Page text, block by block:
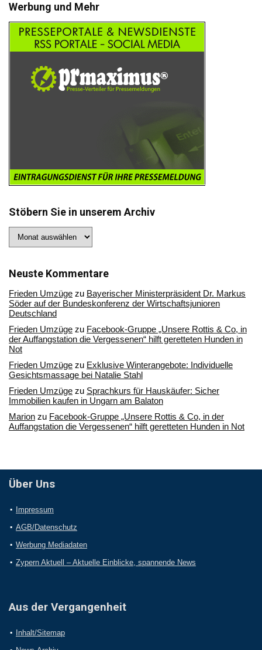
Werbung und Mehr
Stöbern Sie in unserem Archiv
Sie
Archiv
Neuste Kommentare
Frieden Umzüge zu Bayerischer Ministerpräsident Dr. Markus
Söder auf der Bundeskonferenz der Wirtschaftsjunioren
Deutschland
Frieden Umzüge zu Facebook-Gruppe „Unsere Rottis & Co, in
der Auffangstation die Vergessenen“ hilft geretteten Hunden in
Not
Frieden Umzüge zu Exklusive Winterangebote: Individuelle
Gesichtsmassage bei Natalie Stahl
Frieden Umzüge zu Sprachkurs für Hauskäufer: Sicher
Immobilien kaufen in Ungarn am Balaton
Marion zu Facebook-Gruppe „Unsere Rottis & Co, in der
Auffangstation die Vergessenen“ hilft geretteten Hunden in Not
Über Uns
Impressum
AGB/Datenschutz
Werbung Mediadaten
Zypern Aktuell – Aktuelle Einblicke, spannende News
Aus der Vergangenheit
Inhalt/Sitemap